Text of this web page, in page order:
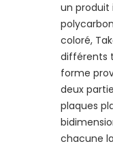
un produit
coloré,
différents
forme
deux
plaques
chacune